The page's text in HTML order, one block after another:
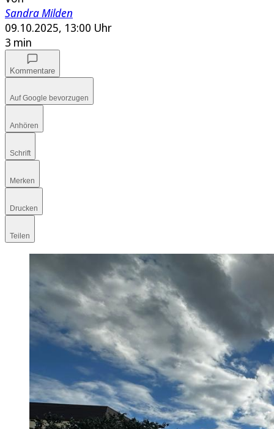
Sandra Milden
09.10.2025, 13:00 Uhr
3 min
Kommentare
Auf Google bevorzugen
Anhören
Schrift
Merken
Drucken
Teilen